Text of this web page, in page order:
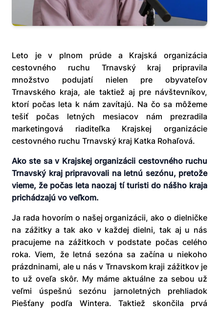
Leto je v plnom prúde a Krajská organizácia
cestovného ruchu Trnavský kraj pripravila
množstvo podujatí nielen pre obyvateľov
Trnavského kraja, ale taktiež aj pre návštevníkov,
ktorí počas leta k nám zavítajú. Na čo sa môžeme
tešiť počas letných mesiacov nám prezradila
marketingová riaditeľka Krajskej organizácie
cestovného ruchu Trnavský kraj Katka Rohaľová.
Ako ste sa v Krajskej organizácii cestovného ruchu
Trnavský kraj pripravovali na letnú sezónu, pretože
vieme, že počas leta naozaj tí turisti do nášho kraja
prichádzajú vo veľkom.
Ja rada hovorím o našej organizácii, ako o dielničke
na zážitky a tak ako v každej dielni, tak aj u nás
pracujeme na zážitkoch v podstate počas celého
roka. Viem, že letná sezóna sa začína u niekoho
prázdninami, ale u nás v Trnavskom kraji zážitkov je
to už oveľa skôr. My máme aktuálne za sebou už
veľmi úspešnú sezónu jarnoletných prehliadok
Piešťany podľa Wintera. Taktiež skončila prvá